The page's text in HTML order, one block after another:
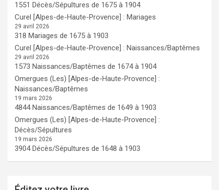
1551 Décès/Sépultures de 1675 à 1904
Curel [Alpes-de-Haute-Provence] : Mariages
29 avril 2026
318 Mariages de 1675 à 1903
Curel [Alpes-de-Haute-Provence] : Naissances/Baptêmes
29 avril 2026
1573 Naissances/Baptêmes de 1674 à 1904
Omergues (Les) [Alpes-de-Haute-Provence] :
Naissances/Baptêmes
19 mars 2026
4844 Naissances/Baptêmes de 1649 à 1903
Omergues (Les) [Alpes-de-Haute-Provence] :
Décès/Sépultures
19 mars 2026
3904 Décès/Sépultures de 1648 à 1903